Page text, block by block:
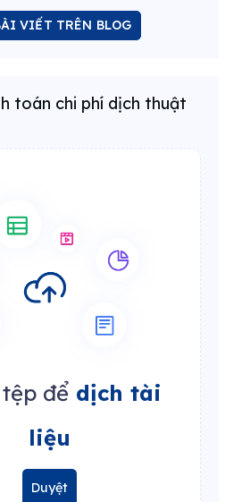
VIẾT TRÊN BLOG
toán chi phí dịch thuật
đểdịch tài
liệu
Duyệt